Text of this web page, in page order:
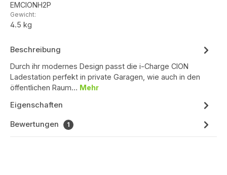
EMCIONH2P
Gewicht:
4.5 kg
Beschreibung
Durch ihr modernes Design passt die i-Charge CION
Ladestation perfekt in private Garagen, wie auch in den
öffentlichen Raum… Mehr
Eigenschaften
Bewertungen 1